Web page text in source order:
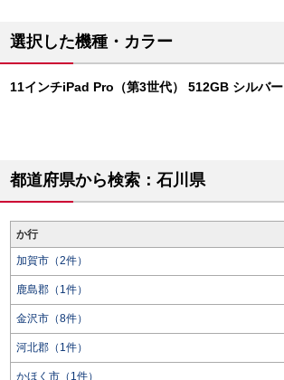
選択した機種・カラー
11インチiPad Pro（第3世代） 512GB シルバー
都道府県から検索：石川県
か行
加賀市（2件）
鹿島郡（1件）
金沢市（8件）
河北郡（1件）
かほく市（1件）